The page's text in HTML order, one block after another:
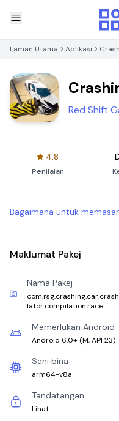
Laman Utama Aplikasi
Game
Red Shift
4.8
Penilaian
Bagaimana untuk
Maklumat Pakej
Nama Pakej
lator.compilation.race
Memerlukan Android
Android 6.0+ (M, API 23)
Seni bina
arm64-v8a
Tandatangan
Lihat